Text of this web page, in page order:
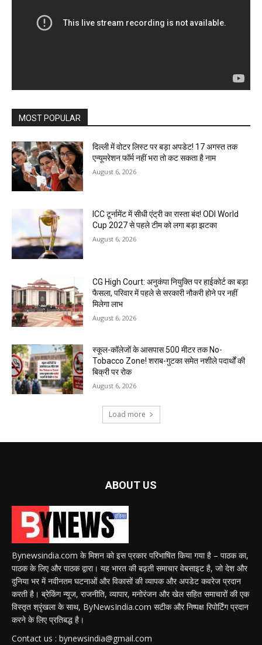
MOST POPULAR
दिल्ली में वोटर लिस्ट पर बड़ा अपडेट! 17 अगस्त तक
एन्यूमरेशन फॉर्म नहीं भरा तो कट सकता है नाम
August 6, 2026
ICC टूर्नामेंट में सीधी एंट्री का रास्ता बंद! ODI World
Cup 2027 से पहले टीम को लगा बड़ा झटका
August 6, 2026
CG High Court: अनुकंपा नियुक्ति पर हाईकोर्ट का बड़ा
फैसला, परिवार में पहले से सरकारी नौकरी होने पर नहीं
मिलेगा लाभ
August 6, 2026
स्कूल-कॉलेजों के आसपास 500 मीटर तक No-
Tobacco Zone! शराब-गुटका समेत नशीले पदार्थों की
बिक्री पर रोक
August 6, 2026
Load more
ABOUT US
Bynewsindia.com के मिशन को इस प्रकार परिभाषित किया गया है – पाठक का,
पाठक के लिए और पाठक द्वारा। यह भारत की बढ़ती समाचार वेबसाइट है, जो देश और
दुनिया भर में नवीनतम घटनाओं और विकासों की व्यापक और अपडेट कवरेज प्रदान
करती है। ब्रेकिंग न्यूज, राजनीति, व्यापार, मनोरंजन और खेल सहित समाचारों की एक
विस्तृत श्रृंखला के साथ, ByNewsIndia.com सटीक और निष्पक्ष रिपोर्टिंग प्रदान
करने के लिए प्रतिबद्ध है।
Contact us : bynewsindia@gmail.com